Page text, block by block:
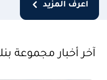
اعرف المزيد
آخر أخبار مجموعة